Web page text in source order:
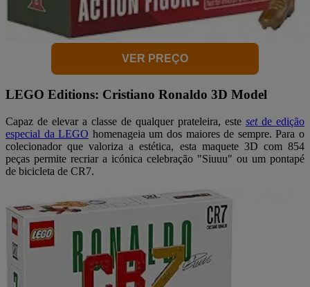
VER PREÇO
LEGO Editions: Cristiano Ronaldo 3D Model
Capaz de elevar a classe de qualquer prateleira, este setde edição
especial da LEGO homenageia um dos maiores de sempre. Para o
colecionador que valoriza a estética, esta maquete 3D com 854
peças permite recriar a icónica celebração "Siuuu" ou um pontapé
de bicicleta de CR7.